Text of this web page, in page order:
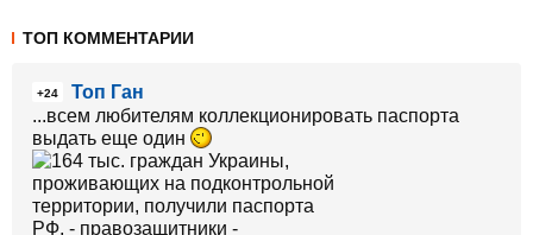
ТОП КОММЕНТАРИИ
+24
Топ Ган
...всем любителям коллекционировать паспорта
выдать еще один